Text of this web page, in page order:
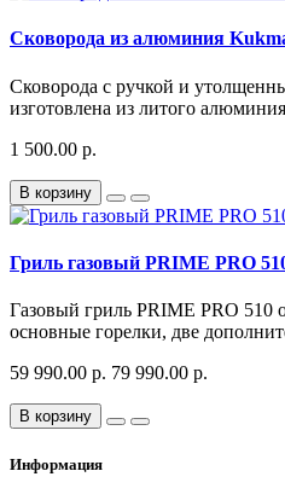
Сковорода из алюминия
Сковорода с ручкой и
изготовлена из литого
1 500.00 р.
В корзину
Гриль газовый PRIME PRO
Газовый гриль PRIME PRO 510
основные горелки, две
59 990.00 р. 79 990.00 р.
В корзину
Информация